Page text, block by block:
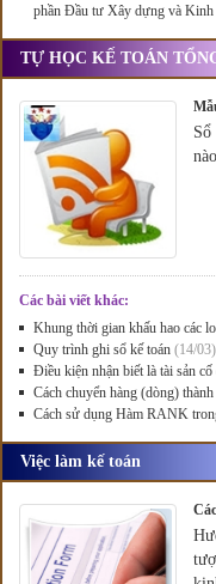
phần Đầu tư Xây dựng và Kinh
TỰ HỌC KẾ TOÁN
Các bài viết khác:
Khung thời gian khấu hao các
Quy trình ghi sổ kế toán (14/03)
Điều kiện nhận biết là tài sản
Cách chuyển hàng (dòng)
Cách sử dụng Hàm RANK
Việc làm kế toán